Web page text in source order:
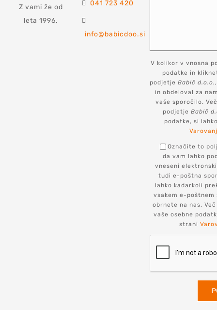
Z vami že od
leta 1996.
041 723 420
info@babicdoo.si
V kolikor v vnosna
podatke in
podjetje Babič d.o.o.
in obdeloval za
vaše sporočilo.
podjetje Babič
podatke, si
Označite to
da vam lahko
vneseni
tudi e-poštna
lahko kadarkoli
vsakem e-
obrnete na nas.
vaše osebne
strani